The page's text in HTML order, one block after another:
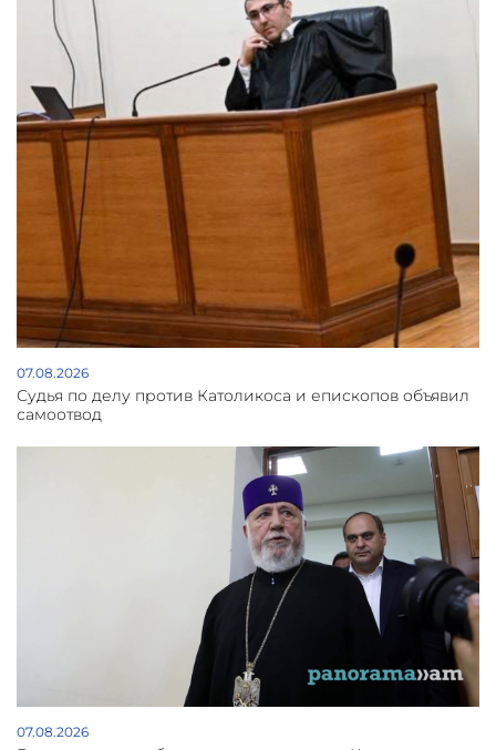
07.08.2026
Судья по делу против Католикоса и епископов объявил
самоотвод
07.08.2026